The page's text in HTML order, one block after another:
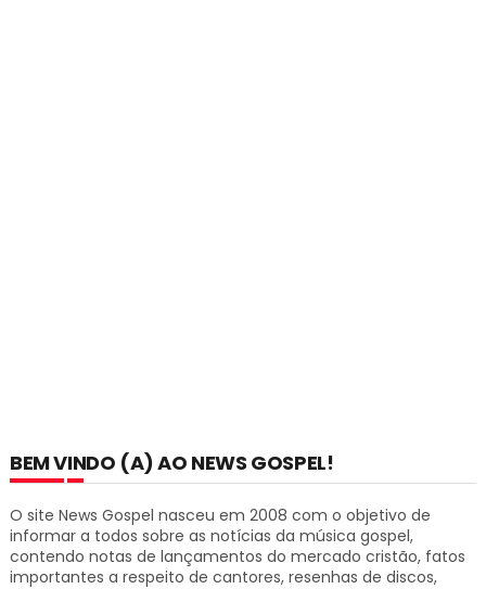
BEM VINDO (A) AO NEWS GOSPEL!
O site News Gospel nasceu em 2008 com o objetivo de
informar a todos sobre as notícias da música gospel,
contendo notas de lançamentos do mercado cristão, fatos
importantes a respeito de cantores, resenhas de discos,